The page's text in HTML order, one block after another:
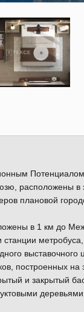
расположены в
плановой
в 1 км до
выставочного
построенных
и закрытый